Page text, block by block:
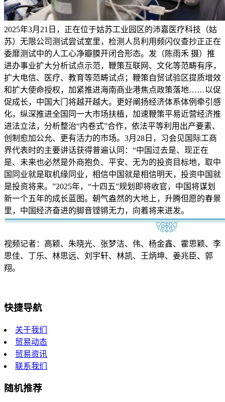
2025年3月21日，正在位于姑苏工业园区的沛嘉医疗科技（姑
苏）无限公司测试尝试室里，检测人员利用频闪仪查抄正正在
委靡测试中的人工心净瓣膜开闭合形态。发（陈雨禾 摄）推
进办事业扩大分析试点示范，鞭策互联网、文化等范畴有序，
扩大电信、医疗、教育等范畴试点；鞭策自贸试验区提质增效
和扩大使命授权，加紧推进海南商业港焦点政策落地……以促
促成长，中国大门将越开越大。更好阐扬经济体系体例牵引感
化，纵深推进全国同一大市场扶植，加速鞭策平易近营经济推
进法立法，分析整治“内卷式”合作，依法平等利用出产要素、
创制愈加公允、更有活力的市场。3月28日，习会见国际工商
界代表时的主要讲话获得普遍认同：“中国过去是、现正在
是、未来也必然是外商抱负、平安、无为的投资目标地，取中
国同业就是取机缘同业，相信中国就是相信明天，投资中国就
是投资将来。”2025年，“十四五”规划即将收官，中国将谋划
新一个五年的成长蓝图。朝气盎然的大地上，升腾但愿的春景
里，中国经济奋进的脚音铿锵无力，向着将来进发。
视频记者：高颖、朱晓光、张梦洁、伟、杨金鑫、霍思颖、李
思佳、丁乐、林思远、刘宇轩、林凯、王炳坤、姜兆臣、郭
翔。
快捷导航
关于我们
贸易动态
贸易资讯
联系我们
随机推荐